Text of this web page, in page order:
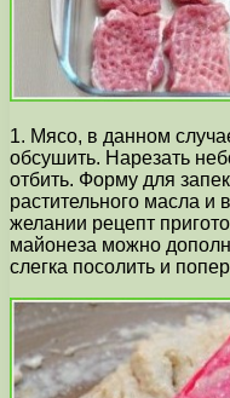
1. Мясо, в данном
обсушить. Нарезать
отбить. Форму для
растительного масла и
желании рецепт
майонеза можно
слегка посолить и